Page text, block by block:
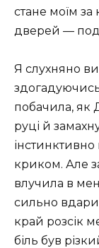
стане моїм за
дверей —
Я слухняно
побачила, як
руці й
криком. Але
влучила в
сильно
край розсік
біль був